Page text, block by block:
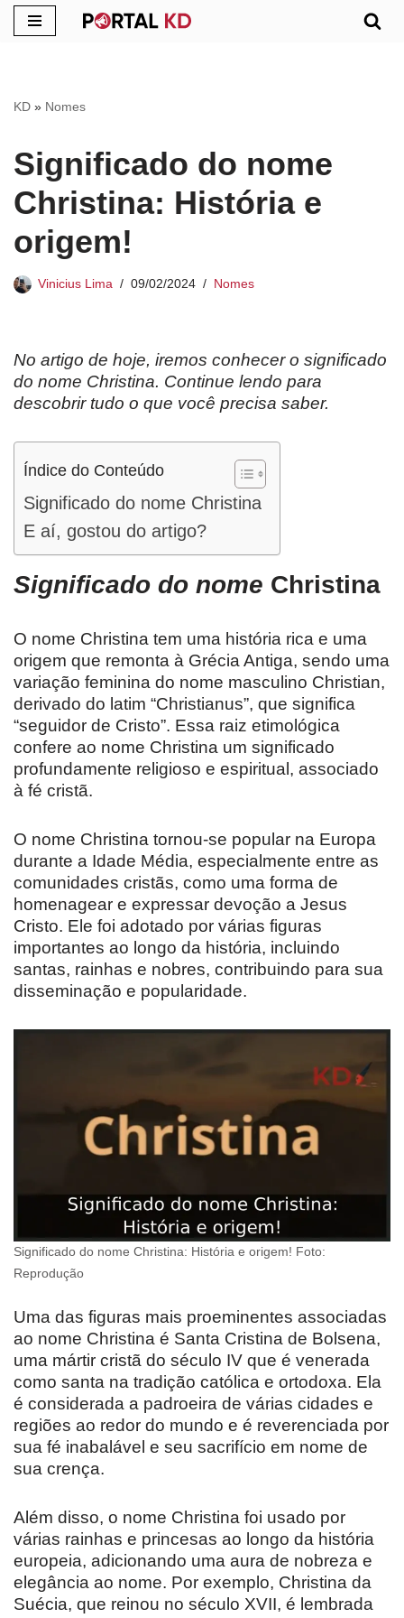
conteúdo
KD » Nomes
Significado do nome
Christina: História e
origem!
Vinicius Lima 09/02/2024 Nomes
No artigo de hoje, iremos conhecer o significado
do nome Christina. Continue lendo para
descobrir tudo o que você precisa saber.
Índice do Conteúdo
Significado do nome Christina
E aí, gostou do artigo?
Significado do nome Christina
O nome Christina tem uma história rica e uma
origem que remonta à Grécia Antiga, sendo uma
variação feminina do nome masculino Christian,
derivado do latim “Christianus”, que significa
“seguidor de Cristo”. Essa raiz etimológica
confere ao nome Christina um significado
profundamente religioso e espiritual, associado
à fé cristã.
O nome Christina tornou-se popular na Europa
durante a Idade Média, especialmente entre as
comunidades cristãs, como uma forma de
homenagear e expressar devoção a Jesus
Cristo. Ele foi adotado por várias figuras
importantes ao longo da história, incluindo
santas, rainhas e nobres, contribuindo para sua
disseminação e popularidade.
Significado do nome Christina: História e origem! Foto:
Reprodução
Uma das figuras mais proeminentes associadas
ao nome Christina é Santa Cristina de Bolsena,
uma mártir cristã do século IV que é venerada
como santa na tradição católica e ortodoxa. Ela
é considerada a padroeira de várias cidades e
regiões ao redor do mundo e é reverenciada por
sua fé inabalável e seu sacrifício em nome de
sua crença.
Além disso, o nome Christina foi usado por
várias rainhas e princesas ao longo da história
europeia, adicionando uma aura de nobreza e
elegância ao nome. Por exemplo, Christina da
Suécia, que reinou no século XVII, é lembrada